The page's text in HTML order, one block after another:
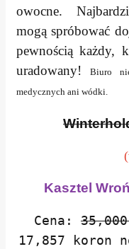
owocne.
mogą spróbować
pewnością każdy,
uradowany!
Biuro
medycznych ani wódki.
Kasztel
Cena:
17,857 koron